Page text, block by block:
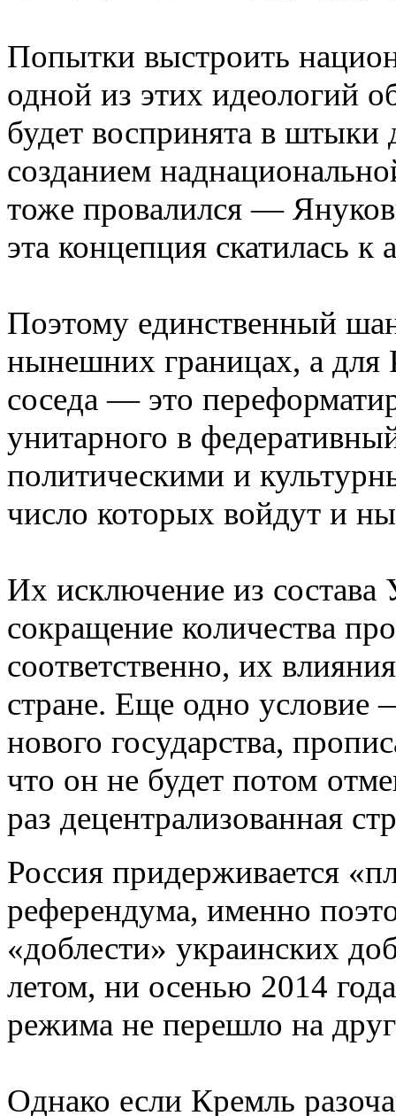
Попытки выстроить
одной из этих идеологий
будет воспринята в штыки
созданием
тоже провалился —
эта концепция скатилась к
Поэтому единственный
нынешних границах, а для
соседа — это
унитарного в
политическими и
число которых войдут и
Их исключение из состава
сокращение количества
соответственно, их
стране. Еще одно условие
нового государства,
что он не будет потом
раз децентрализованная
Россия придерживается
референдума, именно
«доблести» украинских
летом, ни осенью 2014
режима не перешло на
Однако если Кремль